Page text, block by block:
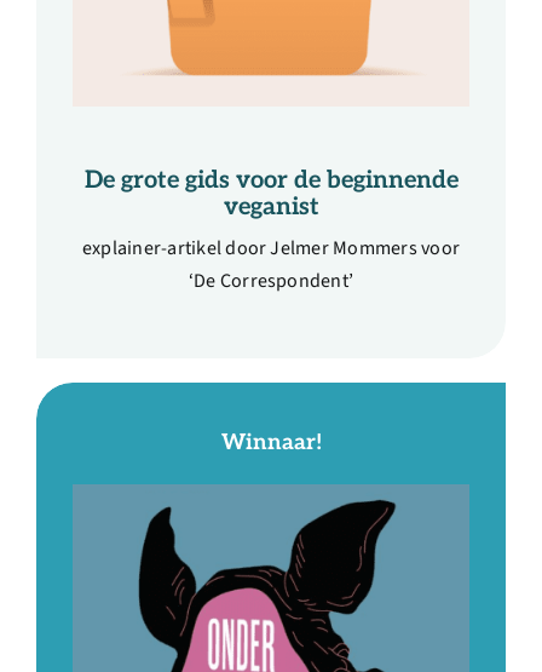
De grote gids voor de beginnende
veganist
explainer-artikel door Jelmer Mommers voor
‘De Correspondent’
Winnaar!